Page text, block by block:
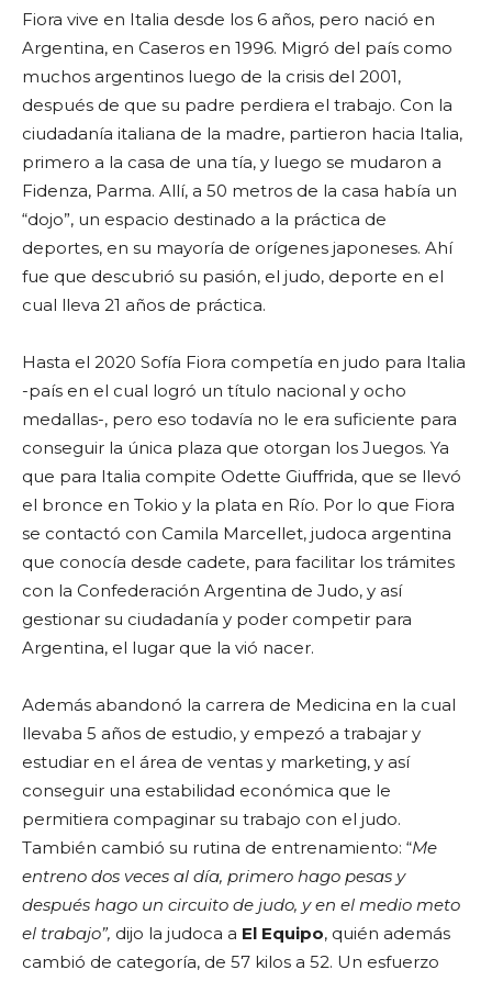
Fiora vive en Italia desde los 6 años, pero nació en
Argentina, en Caseros en 1996. Migró del país como
muchos argentinos luego de la crisis del 2001,
después de que su padre perdiera el trabajo. Con la
ciudadanía italiana de la madre, partieron hacia Italia,
primero a la casa de una tía, y luego se mudaron a
Fidenza, Parma. Allí, a 50 metros de la casa había un
“dojo”, un espacio destinado a la práctica de
deportes, en su mayoría de orígenes japoneses. Ahí
fue que descubrió su pasión, el judo, deporte en el
cual lleva 21 años de práctica.
Hasta el 2020 Sofía Fiora competía en judo para Italia
-país en el cual logró un título nacional y ocho
medallas-, pero eso todavía no le era suficiente para
conseguir la única plaza que otorgan los Juegos. Ya
que para Italia compite Odette Giuffrida, que se llevó
el bronce en Tokio y la plata en Río. Por lo que Fiora
se contactó con Camila Marcellet, judoca argentina
que conocía desde cadete, para facilitar los trámites
con la Confederación Argentina de Judo, y así
gestionar su ciudadanía y poder competir para
Argentina, el lugar que la vió nacer.
Además abandonó la carrera de Medicina en la cual
llevaba 5 años de estudio, y empezó a trabajar y
estudiar en el área de ventas y marketing, y así
conseguir una estabilidad económica que le
permitiera compaginar su trabajo con el judo.
También cambió su rutina de entrenamiento: “Me
entreno dos veces al día, primero hago pesas y
después hago un circuito de judo, y en el medio meto
el trabajo”, dijo la judoca a El Equipo, quién además
cambió de categoría, de 57 kilos a 52. Un esfuerzo